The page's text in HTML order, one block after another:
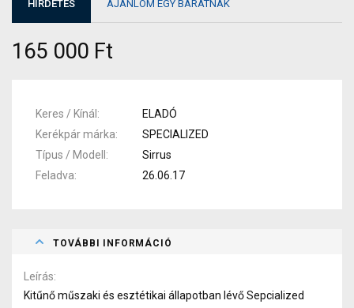
HIRDETÉS AJÁNLOM EGY BARÁTNAK
165 000 Ft
Keres / Kínál
ELADÓ
Kerékpár márka
SPECIALIZED
Típus / Modell
Sirrus
Feladva
26.06.17
TOVÁBBI INFORMÁCIÓ
Leírás
Kitűnő műszaki és esztétikai állapotban lévő Sepcialized